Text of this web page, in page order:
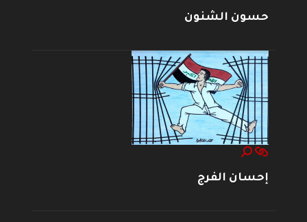
حسون الشنون
إحسان الفرج